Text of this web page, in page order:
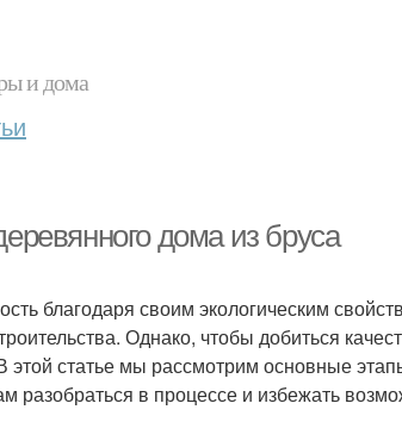
и дома
дома из бруса
благодаря своим экологическим
Однако, чтобы добиться
этой статье мы рассмотрим основные
разобраться в процессе и избежать